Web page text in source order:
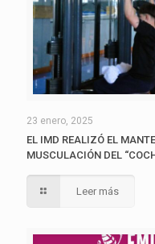
23 enero, 2025
EL IMD REALIZÓ EL
MUSCULACIÓN DEL
Leer más